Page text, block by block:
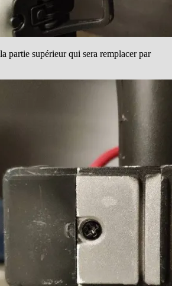
partie supérieur qui sera remplacer par